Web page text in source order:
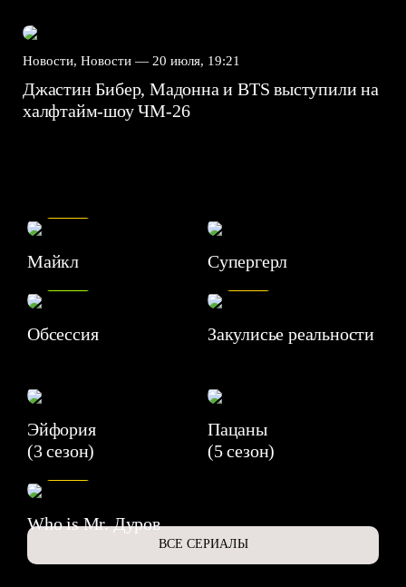
Новости, Новости — 20 июля, 19:21
Джастин Бибер, Мадонна и BTS выступили на
халфтайм-шоу ЧМ-26
Майкл Супергерл
Обсессия
7.1
Закулисье реальности
Эйфория
(3 сезон)
Пацаны
(5 сезон)
Who is Mr. Дуров
ВСЕ СЕРИАЛЫ